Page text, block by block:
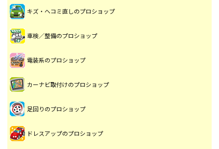
キズ・ヘコミ直しのプロショップ
車検／整備のプロショップ
電装系のプロショップ
カーナビ取付けのプロショップ
足回りのプロショップ
ドレスアップのプロショップ